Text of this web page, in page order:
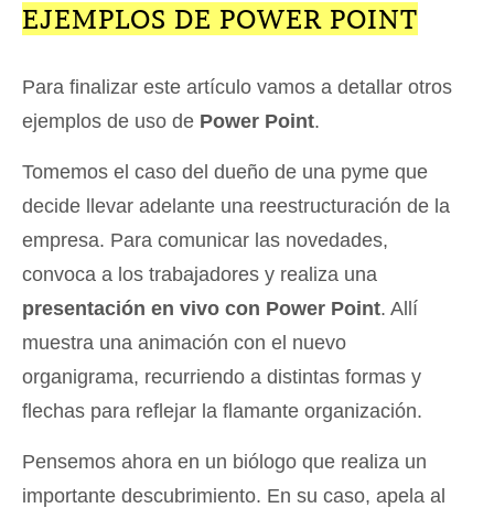
EJEMPLOS DE POWER POINT
Para finalizar este artículo vamos a detallar otros
ejemplos de uso de Power Point.
Tomemos el caso del dueño de una pyme que
decide llevar adelante una reestructuración de la
empresa. Para comunicar las novedades,
convoca a los trabajadores y realiza una
presentación en vivo con Power Point. Allí
muestra una animación con el nuevo
organigrama, recurriendo a distintas formas y
flechas para reflejar la flamante organización.
Pensemos ahora en un biólogo que realiza un
importante descubrimiento. En su caso, apela al